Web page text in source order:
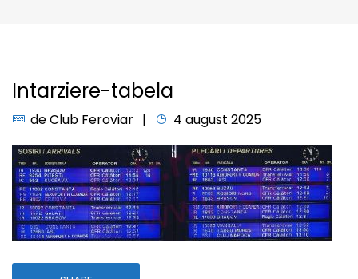
Intarziere-tabela
deClub Feroviar 4 august 2025